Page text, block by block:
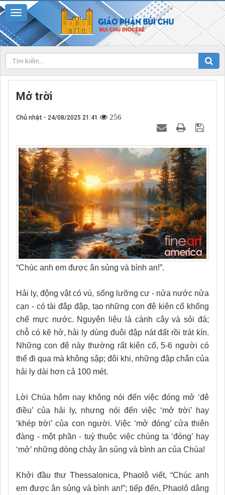
Mở trời
Chủ nhật - 24/08/2025 21:41 256
“Chúc anh em được ân sủng và bình an!”.
Hải ly, động vật có vú, sống lưỡng cư - nửa nước nửa
cạn - có tài đắp đập, tạo những con đê kiên cố khống
chế mực nước. Nguyên liệu là cành cây và sỏi đá;
chỗ có kẽ hở, hải ly dùng đuôi đập nát đất rồi trát kín.
Những con đê này thường rất kiên cố, 5-6 người có
thể đi qua mà không sập; đôi khi, những đập chắn của
hải ly dài hơn cả 100 mét.
Lời Chúa hôm nay không nói đến việc đóng mở ‘đê
điều’ của hải ly, nhưng nói đến việc ‘mở trời’ hay
‘khép trời’ của con người. Việc ‘mở đóng’ cửa thiên
đàng - một phần - tuỳ thuộc việc chúng ta ‘đóng’ hay
‘mở’ những dòng chảy ân sủng và bình an của Chúa!
Khởi đầu thư Thessalonica, Phaolô viết, “Chúc anh
em được ân sủng và bình an!”; tiếp đến, Phaolô dâng